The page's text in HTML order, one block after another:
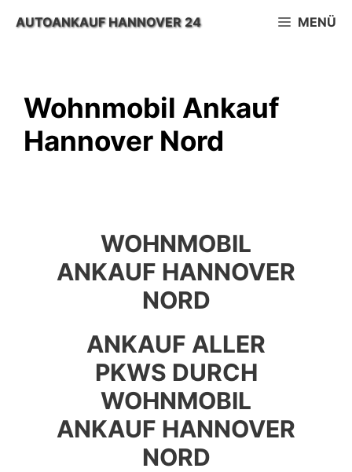
InhaltAUTOANKAUF HANNOVER 24 MENÜ
Wohnmobil Ankauf
Hannover Nord
WOHNMOBIL
ANKAUF HANNOVER
NORD
ANKAUF ALLER
PKWS DURCH
WOHNMOBIL
ANKAUF HANNOVER
NORD